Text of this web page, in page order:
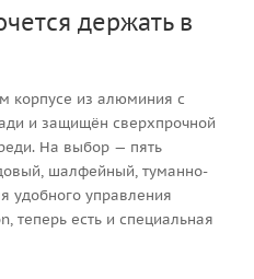
держать в
корпусе из алюминия с
и защищён сверхпрочной
На выбор — пять
шалфейный, туманно-
удобного управления
теперь есть и специальная